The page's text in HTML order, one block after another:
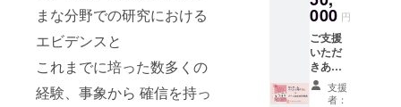
まな分野での研究における
エビデンスと
これまでに培った数多くの
経験、事象から 確信を持っ
軽く叩
くよう
に押さ
えて拭
き取っ
てくだ
さい。
張った
りなど
すると
破損し
てしま
う恐れ
があり
万円以
上の場
合：支
援金額
の
2.27%
＋消費
しま
す。 ----
-----------
--------
・※支援
者の方
から支
まで 配
布数：
500枚ま
で ▼サ
ンプル
大き
さ：A5
・コン
クール
出展者
・ブー
ス出店
者 ・ロ
ザフィ
を掲載
いたし
ます。
配布
期間：
2024年
10月配
000 円
ご支援
いただ
きあり
がとう
ござい
支援
者：